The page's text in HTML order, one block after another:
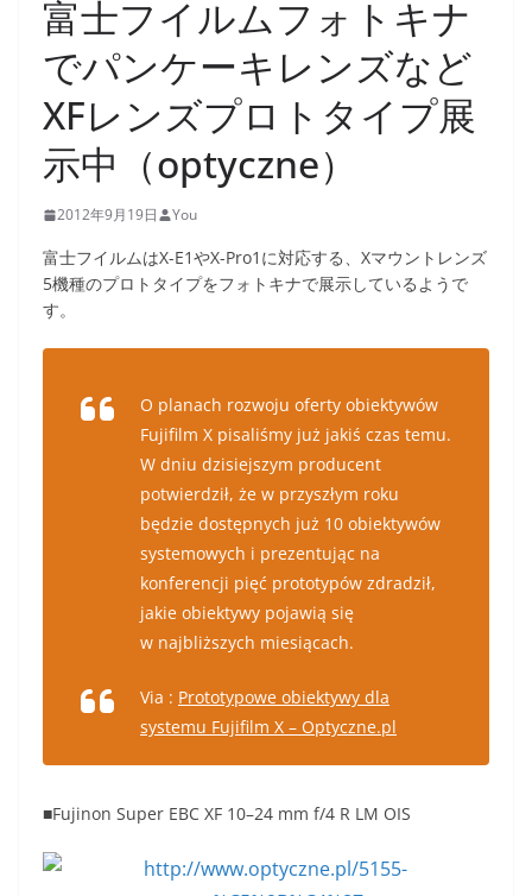
富士フイルムフォトキナ
でパンケーキレンズなど
XFレンズプロトタイプ展
示中（optyczne）
2012年9月19日 You
富士フイルムはX-E1やX-Pro1に対応する、Xマウントレンズ
5機種のプロトタイプをフォトキナで展示しているようで
す。
O planach rozwoju oferty obiektywów
Fujifilm X pisaliśmy już jakiś czas temu.
W dniu dzisiejszym producent
potwierdził, że w przyszłym roku
będzie dostępnych już 10 obiektywów
systemowych i prezentując na
konferencji pięć prototypów zdradził,
jakie obiektywy pojawią się
w najbliższych miesiącach.
Via : Prototypowe obiektywy dla
systemu Fujifilm X – Optyczne.pl
■Fujinon Super EBC XF 10–24 mm f/4 R LM OIS